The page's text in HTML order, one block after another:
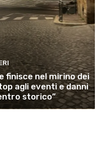
finisce nel mirino dei
agli eventi e danni
storico”